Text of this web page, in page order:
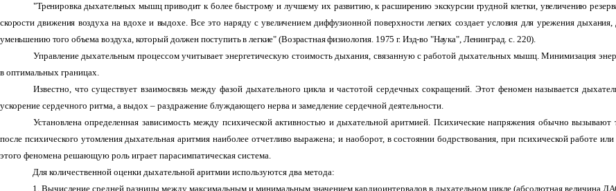
"Тренировка дыхательных мышц приводит к более быстрому и лучшему их развитию, к расширению экскурсии грудной клетки, увеличению
скорости движения воздуха на вдохе и выдохе. Все это наряду с увеличением диффузионной поверхности легких создает условия для урежения
уменьшению того объема воздуха, который должен поступить в легкие" (Возрастная физиология. 1975 г. Изд-во "Наука", Ленинград. с. 220).
Управление дыхательным процессом учитывает энергетическую стоимость дыхания, связанную с работой дыхательных мышц. Минимизация
в оптимальных границах.
Известно, что существует взаимосвязь между фазой дыхательного цикла и частотой сердечных сокращений. Этот феномен называется
ускорение сердечного ритма, а выдох – раздражение блуждающего нерва и замедление сердечной деятельности.
Установлена определенная зависимость между психической активностью и дыхательной аритмией. Психические напряжения обычно
после психического утомления дыхательная аритмия наиболее отчетливо выражена; и наоборот, в состоянии бодрствования, при психической работе
этого феномена решающую роль играет парасимпатическая система.
Дляколичественной оценки дыхательной аритмии используются два метода:
1. Вычисление средней разницы между максимальным и минимальным значением кардиоинтервалов в дыхательном цикле (абсолютная величина